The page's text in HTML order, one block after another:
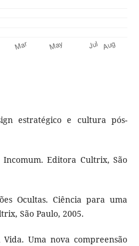
estratégico e cultura pós-
Incomum. Editora Cultrix, São
Ocultas. Ciência para uma
São Paulo, 2005.
Vida. Uma nova compreensão